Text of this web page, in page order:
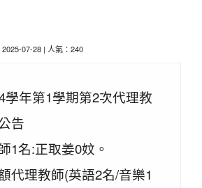
2025-07-28 | 人氣：240
學年第1學期第2次代理教
告
1名:正取姜0妏。
代理教師(英語2名/音樂1